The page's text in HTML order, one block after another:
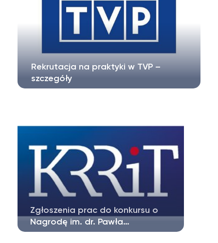
Rekrutacja na praktyki w TVP –
szczegóły
Zgłoszenia prac do konkursu o
Nagrodę im. dr. Pawła…